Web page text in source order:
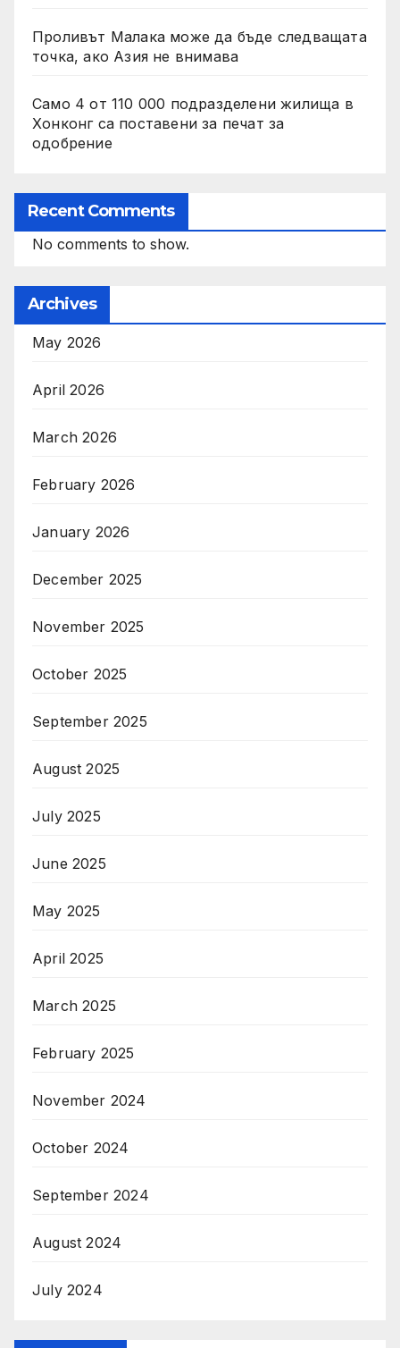
Проливът Малака може да бъде следващата
точка, ако Азия не внимава
Само 4 от 110 000 подразделени жилища в
Хонконг са поставени за печат за
одобрение
Recent Comments
No comments to show.
Archives
May 2026
April 2026
March 2026
February 2026
January 2026
December 2025
November 2025
October 2025
September 2025
August 2025
July 2025
June 2025
May 2025
April 2025
March 2025
February 2025
November 2024
October 2024
September 2024
August 2024
July 2024